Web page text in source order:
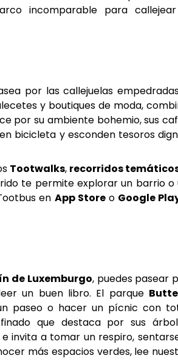
incomparable para
por las callejuelas
y boutiques de moda,
por su ambiente bohemio, sus
bicicleta y esconden tesoros
Tootwalks, recorridos
te permite explorar un barrio o
en App Storeo Google
de Luxemburgo, puedes pasear
un buen libro. El parque
paseo o hacer un pícnic con
que destaca por sus
invita a tomar un respiro,
más espacios verdes, lee